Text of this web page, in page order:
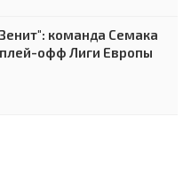
команда Семака
плей-офф Лиги Европы